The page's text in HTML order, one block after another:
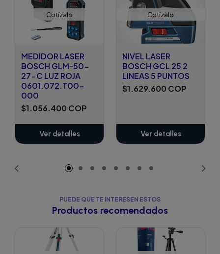
Cotízalo
MEDIDOR LASER
BOSCH GLM-50-
27-C LUZ ROJA
0601.072.T00-
000
$1.056.400 COP
Ver detalles
Cotízalo
NIVEL LASER
BOSCH GCL 25 2
LINEAS 5 PUNTOS
$1.629.600 COP
Ver detalles
PUEDE QUE TE INTERESEN ESTOS
Productos recomendados